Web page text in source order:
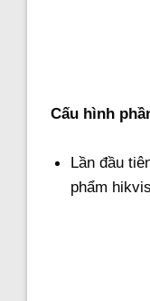
Cấu hình
Lần đầu
phẩm